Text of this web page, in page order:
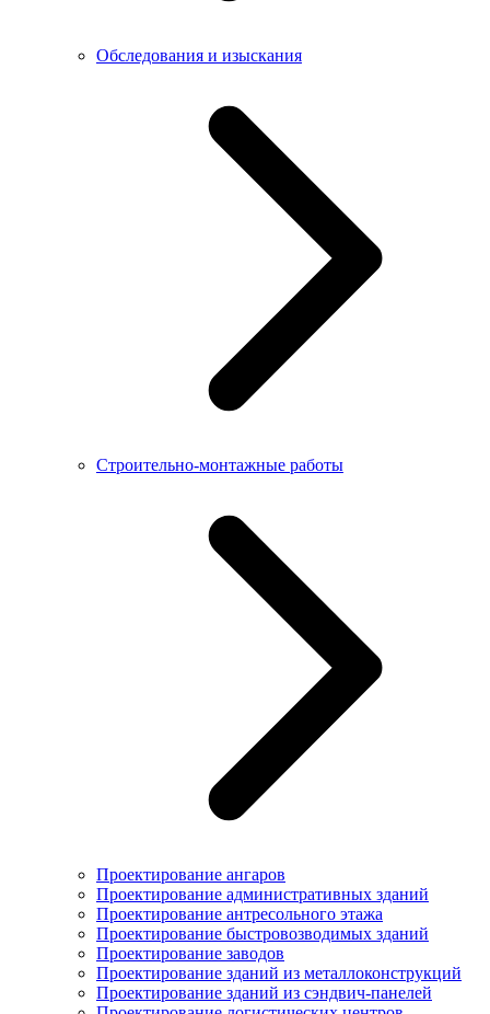
Обследования и изыскания
Строительно-монтажные работы
Проектирование ангаров
Проектирование административных зданий
Проектирование антресольного этажа
Проектирование быстровозводимых зданий
Проектирование заводов
Проектирование зданий из металлоконструкций
Проектирование зданий из сэндвич-панелей